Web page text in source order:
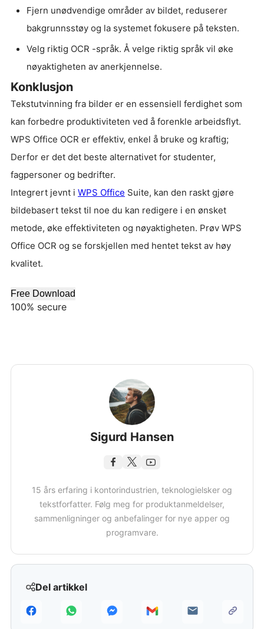
Del artikkel
Fjern unødvendige områder av bildet, reduserer
bakgrunnsstøy og la systemet fokusere på teksten.
Velg riktig OCR -språk. Å velge riktig språk vil øke
nøyaktigheten av anerkjennelse.
Konklusjon
Tekstutvinning fra bilder er en essensiell ferdighet som
kan forbedre produktiviteten ved å forenkle arbeidsflyt.
WPS Office OCR er effektiv, enkel å bruke og kraftig;
Derfor er det det beste alternativet for studenter,
fagpersoner og bedrifter.
Integrert jevnt i WPS Office Suite, kan den raskt gjøre
bildebasert tekst til noe du kan redigere i en ønsket
metode, øke effektiviteten og nøyaktigheten. Prøv WPS
Office OCR og se forskjellen med hentet tekst av høy
kvalitet.
Free Download
100% secure
Sigurd Hansen
15 års erfaring i kontorindustrien, teknologielsker og
tekstforfatter. Følg meg for produktanmeldelser,
sammenligninger og anbefalinger for nye apper og
programvare.